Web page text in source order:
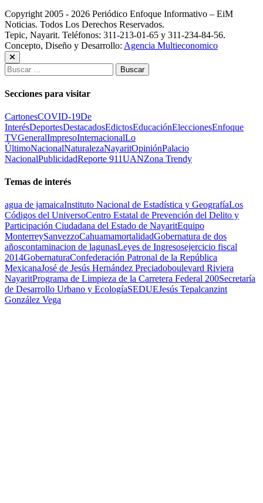
Copyright 2005 - 2026 Periódico Enfoque Informativo – EiM
Noticias. Todos Los Derechos Reservados.
Tepic, Nayarit. Teléfonos: 311-213-01-65 y 311-234-84-56.
Concepto, Diseño y Desarrollo: Agencia Multieconomico
Buscar:
Secciones para visitar
CartonesCOVID-19De
InterésDeportesDestacadosEdictosEducaciónEleccionesEnfoque
TVGeneralImpresoInternacionalLo
ÚltimoNacionalNaturalezaNayaritOpiniónPalacio
NacionalPublicidadReporte 911UANZona Trendy
Temas de interés
agua de jamaicaInstituto Nacional de Estadística y GeografíaLos
Códigos del UniversoCentro Estatal de Prevención del Delito y
Participación Ciudadana del Estado de NayaritEquipo
MonterreySanvezzoCahuamamortalidadGobernatura de dos
añoscontaminacion de lagunasLeyes de Ingresosejercicio fiscal
2014GobernaturaConfederación Patronal de la República
MexicanaJosé de Jesús Hernández Preciadoboulevard Riviera
NayaritPrograma de Limpieza de la Carretera Federal 200Secretaría
de Desarrollo Urbano y EcologíaSEDUEJesús Tepalcanzint
González Vega